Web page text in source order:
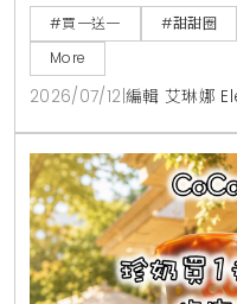
奶與柑橘可可，並同步
盲盒公仔。7月16日至7
買minini禮盒送原味糖
惠。
#買一送一 #甜甜圈
More
2026/07/12 編輯 艾琳娜